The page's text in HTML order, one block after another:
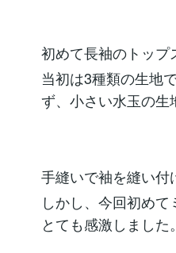
初めて長袖のトップ
当初は3種類の生地
ず、小さい水玉の生
手縫いで袖を縫い付
しかし、今回初め
とても感激しました。